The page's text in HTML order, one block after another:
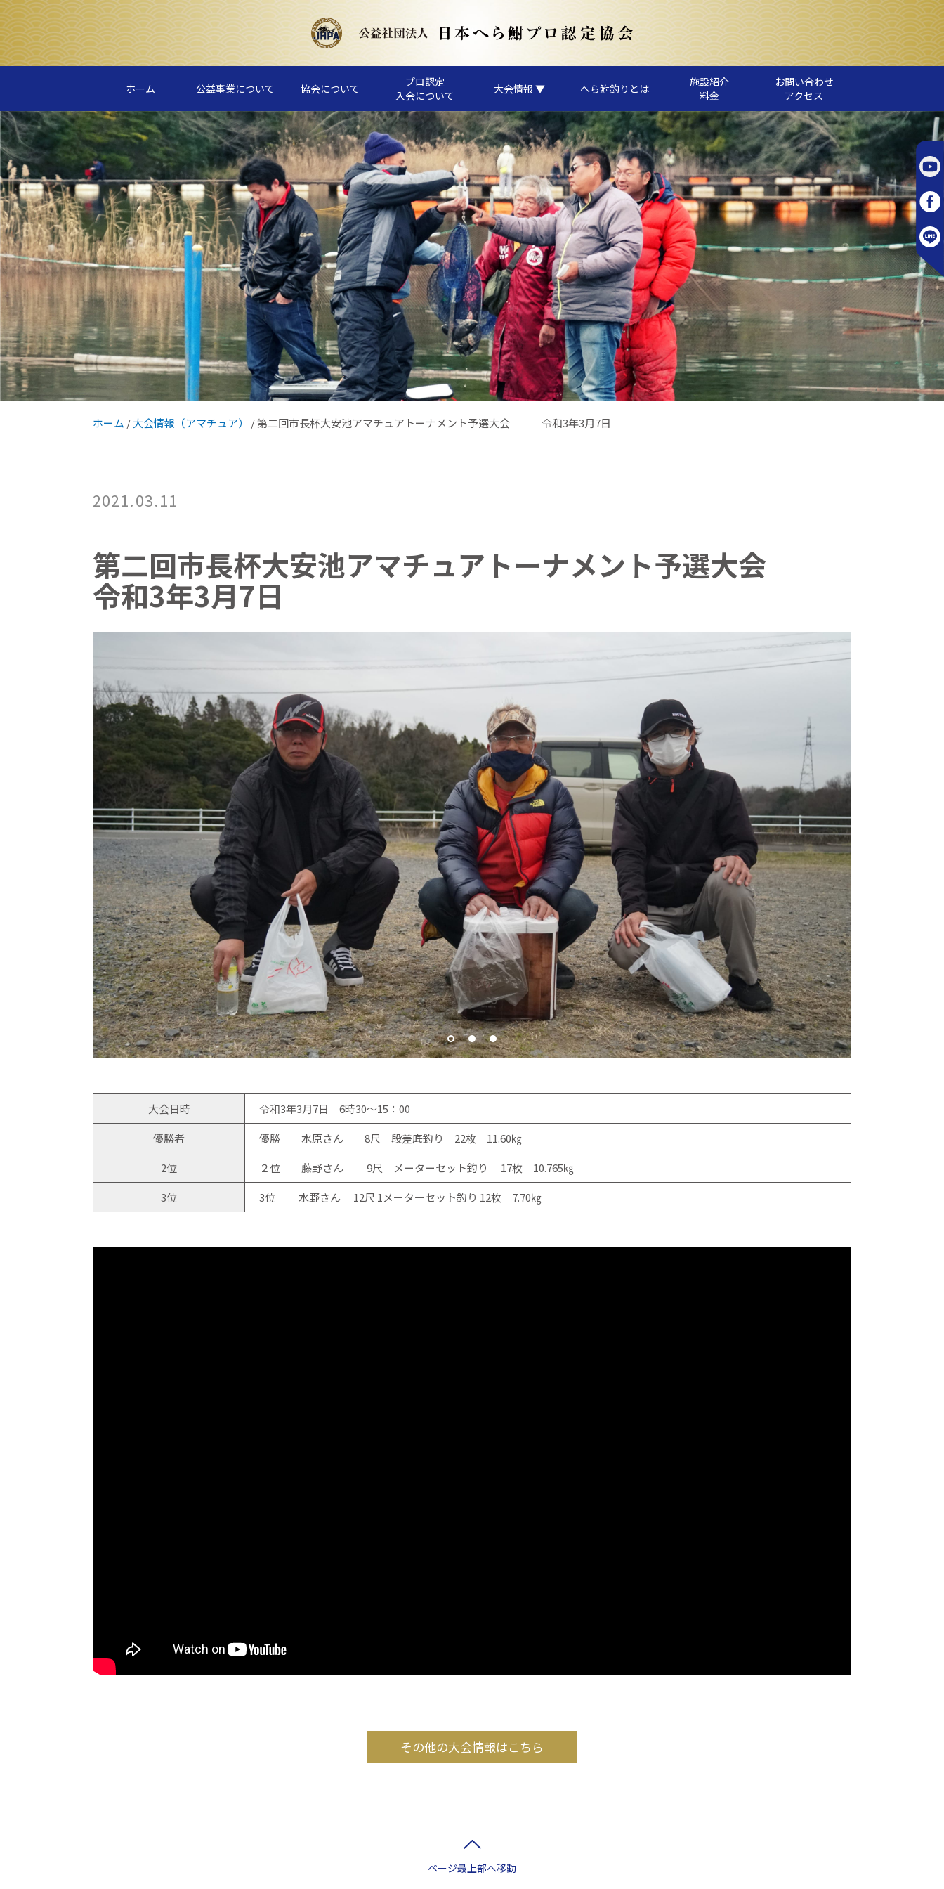
ホーム 公益事業について 協会について
プロ認定
入会について
大会情報 ▼ へら鮒釣りとは
施設紹介
料金
お問い合わせ
アクセス
ホーム /大会情報（アマチュア） /第二回市長杯大安池アマチュアトーナメント予選大会 令和3年3月7日
2021.03.11
第二回市長杯大安池アマチュアトーナメント予選大会
令和3年3月7日
大会日時
令和3年3月7日 6時30～15：00
優勝者
優勝 水原さん 8尺 段差底釣り 22枚 11.60㎏
2位
２位 藤野さん 9尺 メーターセット釣り 17枚 10.765㎏
3位
3位 水野さん 12尺 1メーターセット釣り 12枚 7.70㎏
その他の大会情報はこちら
ページ最上部へ移動